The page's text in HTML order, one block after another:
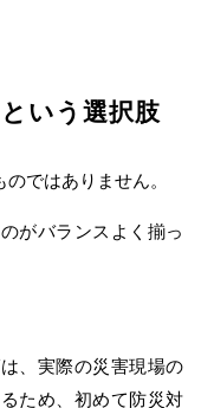
いう選択肢
ではありません。
がバランスよく揃っ
、実際の災害現場の
ため、初めて防災対